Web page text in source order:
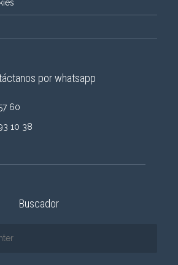
por whatsapp
60
10 38
Buscador